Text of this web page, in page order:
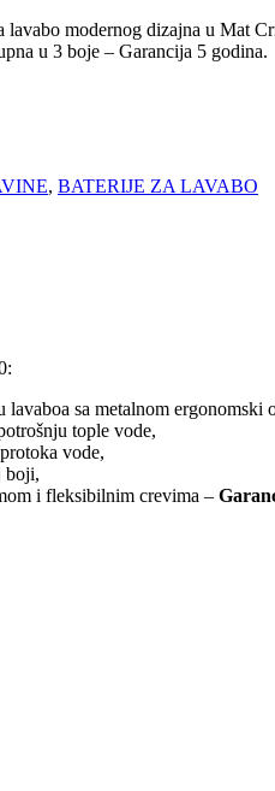
modernog dizajna u Mat
u 3 boje – Garancija 5 godina.
, BATERIJE ZA LAVABO
sa metalnom ergonomski
tople vode,
vode,
boji,
i fleksibilnim crevima –